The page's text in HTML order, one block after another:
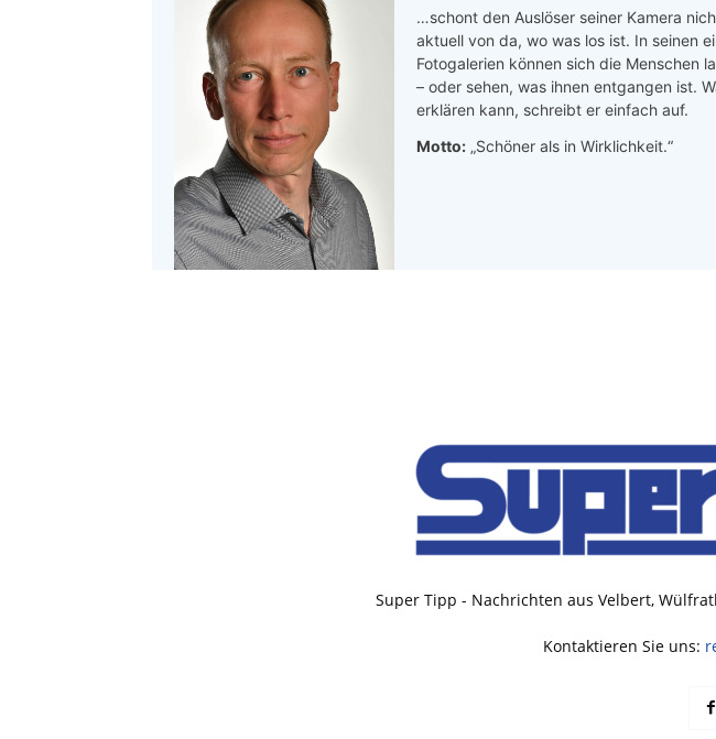
…schont den Auslöser seiner Kamera
aktuell von da, wo was los ist. In seinen
Fotogalerien können sich die Menschen
– oder sehen, was ihnen entgangen ist.
erklären kann, schreibt er einfach auf.
Motto: „Schöner als in Wirklichkeit.“
Super Tipp - Nachrichten aus Velbert,
Kontaktieren Sie uns: